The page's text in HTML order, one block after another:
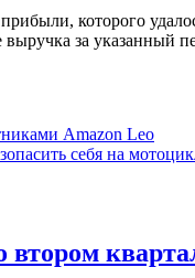
которого
за указанный
Amazon Leo
себя на